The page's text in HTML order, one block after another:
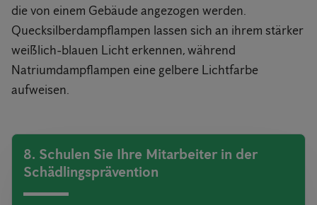
die von einem Gebäude angezogen werden.
Quecksilberdampflampen lassen sich an ihrem stärker
weißlich-blauen Licht erkennen, während
Natriumdampflampen eine gelbere Lichtfarbe
aufweisen.
8. Schulen Sie Ihre Mitarbeiter in der
Schädlingsprävention